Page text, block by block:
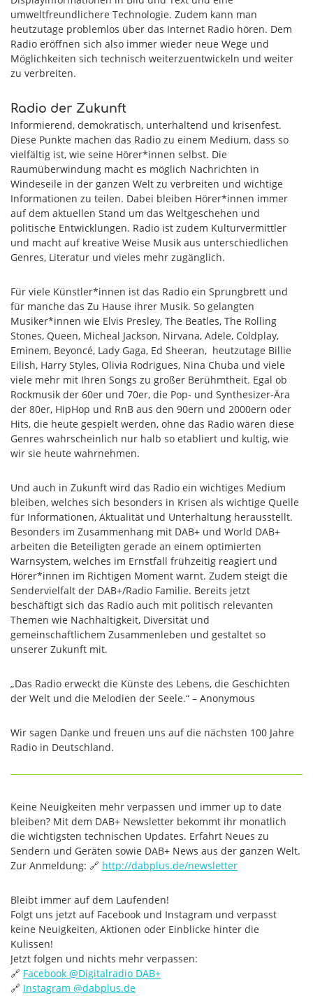
umweltfreundlichere Technologie. Zudem kann man
heutzutage problemlos über das Internet Radio hören. Dem
Radio eröffnen sich also immer wieder neue Wege und
Möglichkeiten sich technisch weiterzuentwickeln und weiter
zu verbreiten.
Radio der Zukunft
Informierend, demokratisch, unterhaltend und krisenfest.
Diese Punkte machen das Radio zu einem Medium, dass so
vielfältig ist, wie seine Hörer*innen selbst. Die
Raumüberwindung macht es möglich Nachrichten in
Windeseile in der ganzen Welt zu verbreiten und wichtige
Informationen zu teilen. Dabei bleiben Hörer*innen immer
auf dem aktuellen Stand um das Weltgeschehen und
politische Entwicklungen. Radio ist zudem Kulturvermittler
und macht auf kreative Weise Musik aus unterschiedlichen
Genres, Literatur und vieles mehr zugänglich.
Für viele Künstler*innen ist das Radio ein Sprungbrett und
für manche das Zu Hause ihrer Musik. So gelangten
Musiker*innen wie Elvis Presley, The Beatles, The Rolling
Stones, Queen, Micheal Jackson, Nirvana, Adele, Coldplay,
Eminem, Beyoncé, Lady Gaga, Ed Sheeran, heutzutage Billie
Eilish, Harry Styles, Olivia Rodrigues, Nina Chuba und viele
viele mehr mit Ihren Songs zu großer Berühmtheit. Egal ob
Rockmusik der 60er und 70er, die Pop- und Synthesizer-Ära
der 80er, HipHop und RnB aus den 90ern und 2000ern oder
Hits, die heute gespielt werden, ohne das Radio wären diese
Genres wahrscheinlich nur halb so etabliert und kultig, wie
wir sie heute wahrnehmen.
Und auch in Zukunft wird das Radio ein wichtiges Medium
bleiben, welches sich besonders in Krisen als wichtige Quelle
für Informationen, Aktualität und Unterhaltung herausstellt.
Besonders im Zusammenhang mit DAB+ und World DAB+
arbeiten die Beteiligten gerade an einem optimierten
Warnsystem, welches im Ernstfall frühzeitig reagiert und
Hörer*innen im Richtigen Moment warnt. Zudem steigt die
Sendervielfalt der DAB+/Radio Familie. Bereits jetzt
beschäftigt sich das Radio auch mit politisch relevanten
Themen wie Nachhaltigkeit, Diversität und
gemeinschaftlichem Zusammenleben und gestaltet so
unserer Zukunft mit.
„Das Radio erweckt die Künste des Lebens, die Geschichten
der Welt und die Melodien der Seele.“ – Anonymous
Wir sagen Danke und freuen uns auf die nächsten 100 Jahre
Radio in Deutschland.
Keine Neuigkeiten mehr verpassen und immer up to date
bleiben? Mit dem DAB+ Newsletter bekommt ihr monatlich
die wichtigsten technischen Updates. Erfahrt Neues zu
Sendern und Geräten sowie DAB+ News aus der ganzen Welt.
Zur Anmeldung: 🔗 http://dabplus.de/newsletter
Bleibt immer auf dem Laufenden!
Folgt uns jetzt auf Facebook und Instagram und verpasst
keine Neuigkeiten, Aktionen oder Einblicke hinter die
Kulissen!
Jetzt folgen und nichts mehr verpassen:
🔗 Facebook @‌Digitalradio DAB+
🔗 Instagram @‌dabplus.de